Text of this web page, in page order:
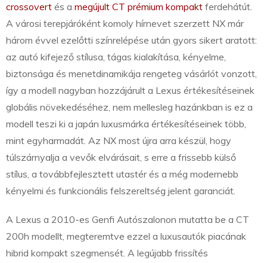
crossovert és a megújult CT prémium kompakt ferdehátút.
A városi terepjáróként komoly hírnevet szerzett NX már
három évvel ezelőtti színrelépése után gyors sikert aratott:
az autó kifejező stílusa, tágas kialakítása, kényelme,
biztonsága és menetdinamikája rengeteg vásárlót vonzott,
így a modell nagyban hozzájárult a Lexus értékesítéseinek
globális növekedéséhez, nem mellesleg hazánkban is ez a
modell teszi ki a japán luxusmárka értékesítéseinek több,
mint egyharmadát. Az NX most újra arra készül, hogy
túlszárnyalja a vevők elvárásait, s erre a frissebb külső
stílus, a továbbfejlesztett utastér és a még modernebb
kényelmi és funkcionális felszereltség jelent garanciát.
A Lexus a 2010-es Genfi Autószalonon mutatta be a CT
200h modellt, megteremtve ezzel a luxusautók piacának
hibrid kompakt szegmensét. A legújabb frissítés